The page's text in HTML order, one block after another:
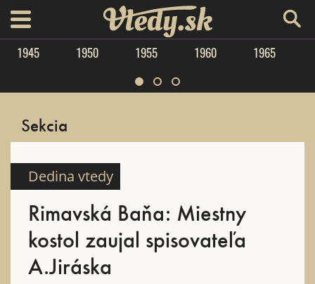
menu Vtedy.sk
1945 1950 1955 1960 1965
Sekcia
Dedina vtedy
Rimavská Baňa: Miestny
kostol zaujal spisovateľa
A.Jiráska